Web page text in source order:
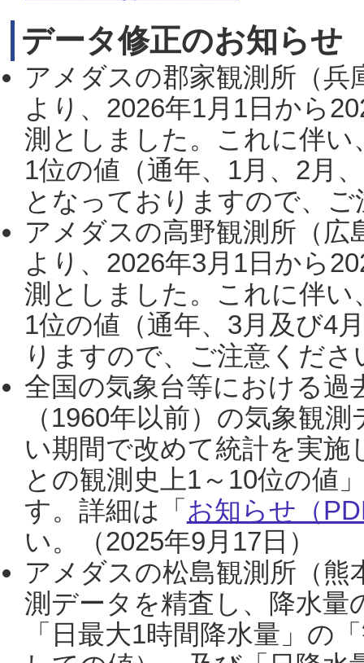
データ修正のお知らせ
アメダスの郡家観測所（
より、2026年1月1日から
測としました。これに伴い
1位の値（通年、1月、2月
となっておりますので、
アメダスの高野観測所（
より、2026年3月1日から
測としました。これに伴い
1位の値（通年、3月及び4
りますので、ご注意くだ
全国の気象台等における過
（1960年以前）の気象観
い期間で改めて統計を実
との観測史上1～10位の値
す。詳細は「 お知らせ（
い。（2025年9月17日）
アメダスの松島観測所（熊
測データを精査し、降水
「日最大1時間降水量」の